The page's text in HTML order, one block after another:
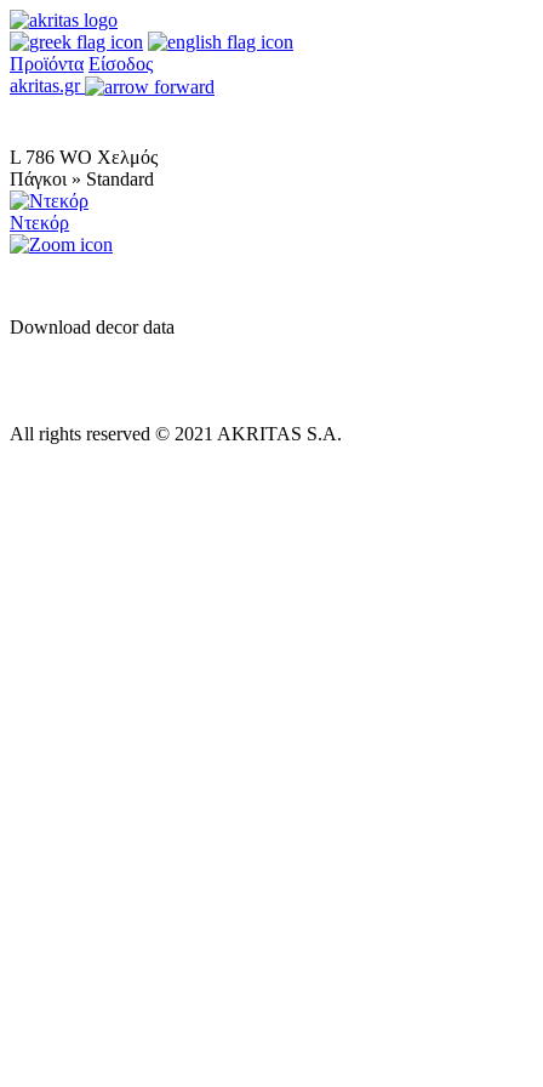
Προϊόντα Είσοδος
akritas.gr
L 786 WO Χελμός
Πάγκοι » Standard
Ντεκόρ
Download decor data
All rights reserved © 2021 AKRITAS S.A.